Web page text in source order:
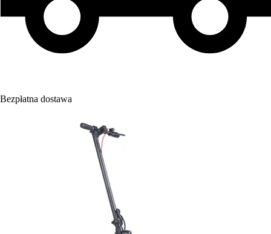
Bezpłatna dostawa